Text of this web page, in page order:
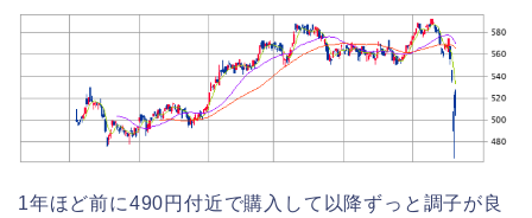
1年ほど前に490円付近で購入して以降ずっと調子が良